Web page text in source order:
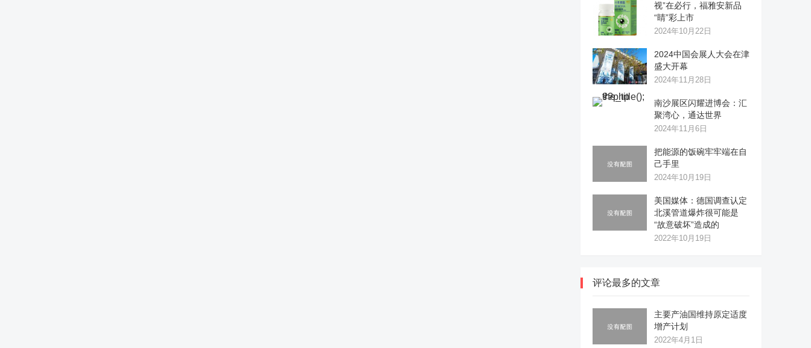
视”在必行，福雅安新品
“睛”彩上市
2024年10月22日
2024中国会展人大会在津
盛大开幕
2024年11月28日
南沙展区闪耀进博会：汇
聚湾心，通达世界
2024年11月6日
把能源的饭碗牢牢端在自
己手里
2024年10月19日
美国媒体：德国调查认定
北溪管道爆炸很可能是
“故意破坏”造成的
2022年10月19日
评论最多的文章
主要产油国维持原定适度
增产计划
2022年4月1日